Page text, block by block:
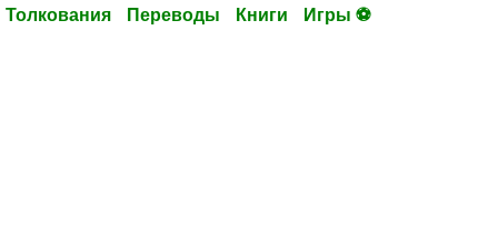
Толкования Переводы Книги Игры ⚽